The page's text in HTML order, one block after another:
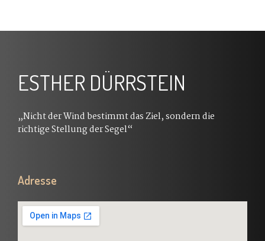
ESTHER DÜRRSTEIN
„Nicht der Wind bestimmt das Ziel, sondern die
richtige Stellung der Segel“
Adresse